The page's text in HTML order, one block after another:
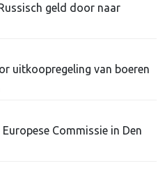
geld door naar
uitkoopregeling van boeren
Commissie in Den